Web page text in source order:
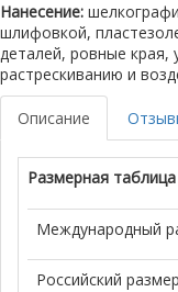
Нанесение:
шлифовкой,
деталей, ровные края,
растрескиванию и
Описание
Размерная таблица
Международный
Российский размер